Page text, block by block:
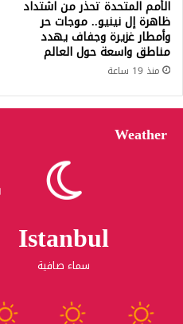
الأمم المتحدة تحذر من اشتداد
ظاهرة إل نينيو.. موجات حر
وأمطار غزيرة وجفاف يهدد
مناطق واسعة حول العالم
منذ 19 ساعة
Weather
Istanbul
سماء صافية